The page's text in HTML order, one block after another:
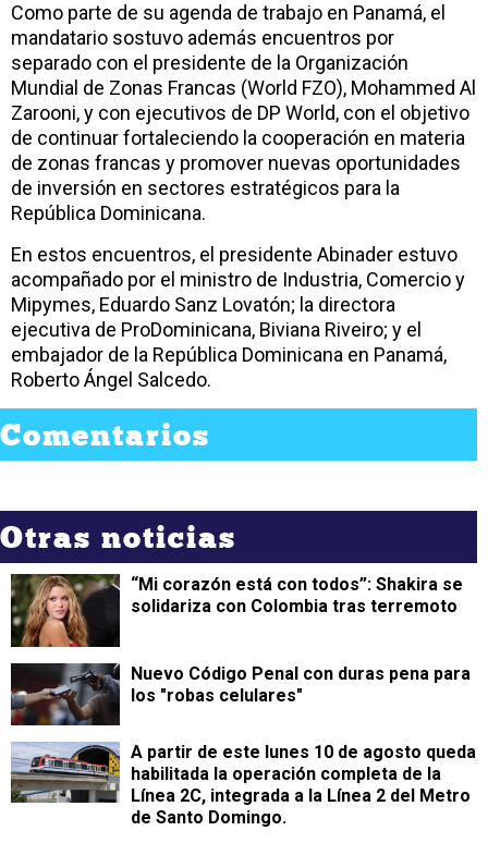
Como parte de su agenda de trabajo en Panamá, el
mandatario sostuvo además encuentros por
separado con el presidente de la Organización
Mundial de Zonas Francas (World FZO), Mohammed Al
Zarooni, y con ejecutivos de DP World, con el objetivo
de continuar fortaleciendo la cooperación en materia
de zonas francas y promover nuevas oportunidades
de inversión en sectores estratégicos para la
República Dominicana.
En estos encuentros, el presidente Abinader estuvo
acompañado por el ministro de Industria, Comercio y
Mipymes, Eduardo Sanz Lovatón; la directora
ejecutiva de ProDominicana, Biviana Riveiro; y el
embajador de la República Dominicana en Panamá,
Roberto Ángel Salcedo.
Comentarios
Otras noticias
“Mi corazón está con todos”: Shakira se
solidariza con Colombia tras terremoto
Nuevo Código Penal con duras pena para
los "robas celulares"
A partir de este lunes 10 de agosto queda
habilitada la operación completa de la
Línea 2C, integrada a la Línea 2 del Metro
de Santo Domingo.